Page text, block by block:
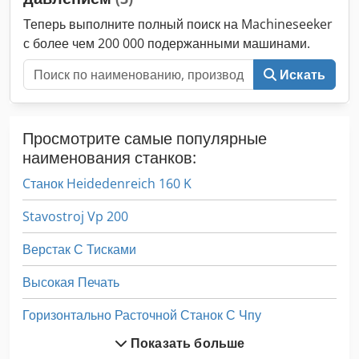
Теперь выполните полный поиск на Machineseeker
с более чем 200 000 подержанными машинами.
Искать
Просмотрите самые популярные
наименования станков:
Cтанок Heidedenreich 160 K
Stavostroj Vp 200
Верстак С Тисками
Высокая Печать
Горизонтально Расточной Станок С Чпу
Гравировальные Станки С Чпу
Показать больше